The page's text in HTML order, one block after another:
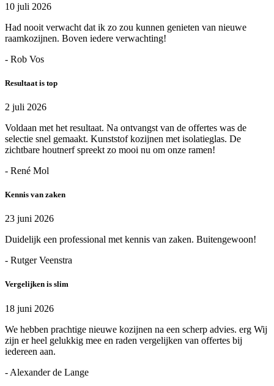
10 juli 2026
Had nooit verwacht dat ik zo zou kunnen genieten van nieuwe
raamkozijnen. Boven iedere verwachting!
- Rob Vos
Resultaat is top
2 juli 2026
Voldaan met het resultaat. Na ontvangst van de offertes was de
selectie snel gemaakt. Kunststof kozijnen met isolatieglas. De
zichtbare houtnerf spreekt zo mooi nu om onze ramen!
- René Mol
Kennis van zaken
23 juni 2026
Duidelijk een professional met kennis van zaken. Buitengewoon!
- Rutger Veenstra
Vergelijken is slim
18 juni 2026
We hebben prachtige nieuwe kozijnen na een scherp advies. erg Wij
zijn er heel gelukkig mee en raden vergelijken van offertes bij
iedereen aan.
- Alexander de Lange